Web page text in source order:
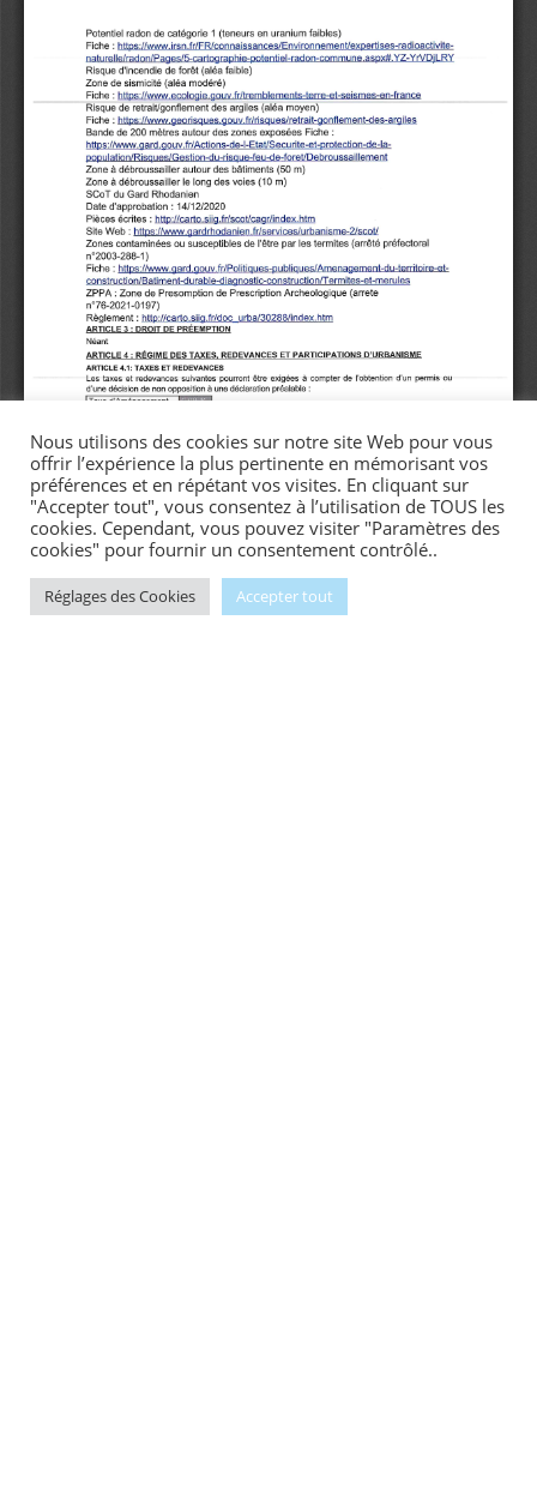
Nous utilisons des cookies sur notre site Web pour vous
offrir l’expérience la plus pertinente en mémorisant vos
préférences et en répétant vos visites. En cliquant sur
"Accepter tout", vous consentez à l’utilisation de TOUS les
cookies. Cependant, vous pouvez visiter "Paramètres des
cookies" pour fournir un consentement contrôlé..
Réglages des Cookies Accepter tout